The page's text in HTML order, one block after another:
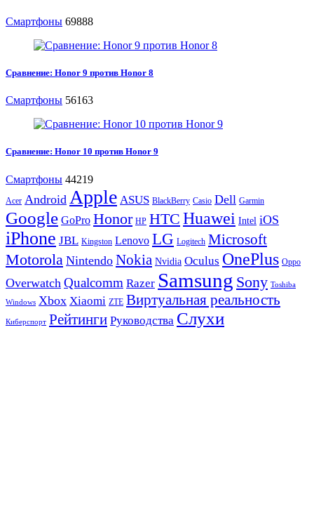
Смартфоны 69888
Сравнение: Honor 9 против Honor 8
Смартфоны 56163
Сравнение: Honor 10 против Honor 9
Смартфоны 44219
Acer Android Apple ASUS BlackBerry Casio Dell Garmin
Google GoPro Honor HP HTC Huawei Intel iOS
iPhone JBL Kingston Lenovo LG Logitech Microsoft
Motorola Nintendo Nokia Nvidia Oculus OnePlus Oppo
Overwatch Qualcomm Razer Samsung Sony Toshiba
Windows Xbox Xiaomi ZTE Виртуальная реальность
Киберспорт Рейтинги Руководства Слухи